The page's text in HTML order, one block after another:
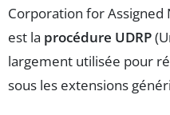
Corporation for Assigned
est la procédure UDRP
largement utilisée pour
sous les extensions